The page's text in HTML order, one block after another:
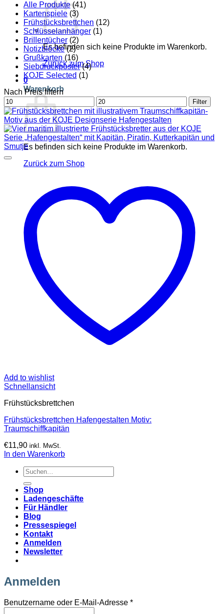
Es befinden sich keine Produkte im Warenkorb.
Zurück zum Shop
0
Warenkorb
Es befinden sich keine Produkte im Warenkorb.
Zurück zum Shop
Alle Produkte (41)
Kartenspiele (3)
Frühstücksbrettchen (12)
Schlüsselanhänger (1)
Brillentücher (2)
Notizblöcke (2)
Grußkarten (16)
Siebdruckposter (4)
KOJE Selected (1)
Nach Preis filtern
Min.
Preis
Max.
Preis
Filter
Add to wishlist
Schnellansicht
Frühstücksbrettchen
Frühstücksbrettchen Hafengestalten Motiv:
Traumschiffkapitän
€11,90 inkl. MwSt.
In den Warenkorb
Suchen
nach:
Shop
Ladengeschäfte
Für Händler
Blog
Pressespiegel
Kontakt
Anmelden
Newsletter
Anmelden
Benutzername oder E-Mail-Adresse *Erforderlich